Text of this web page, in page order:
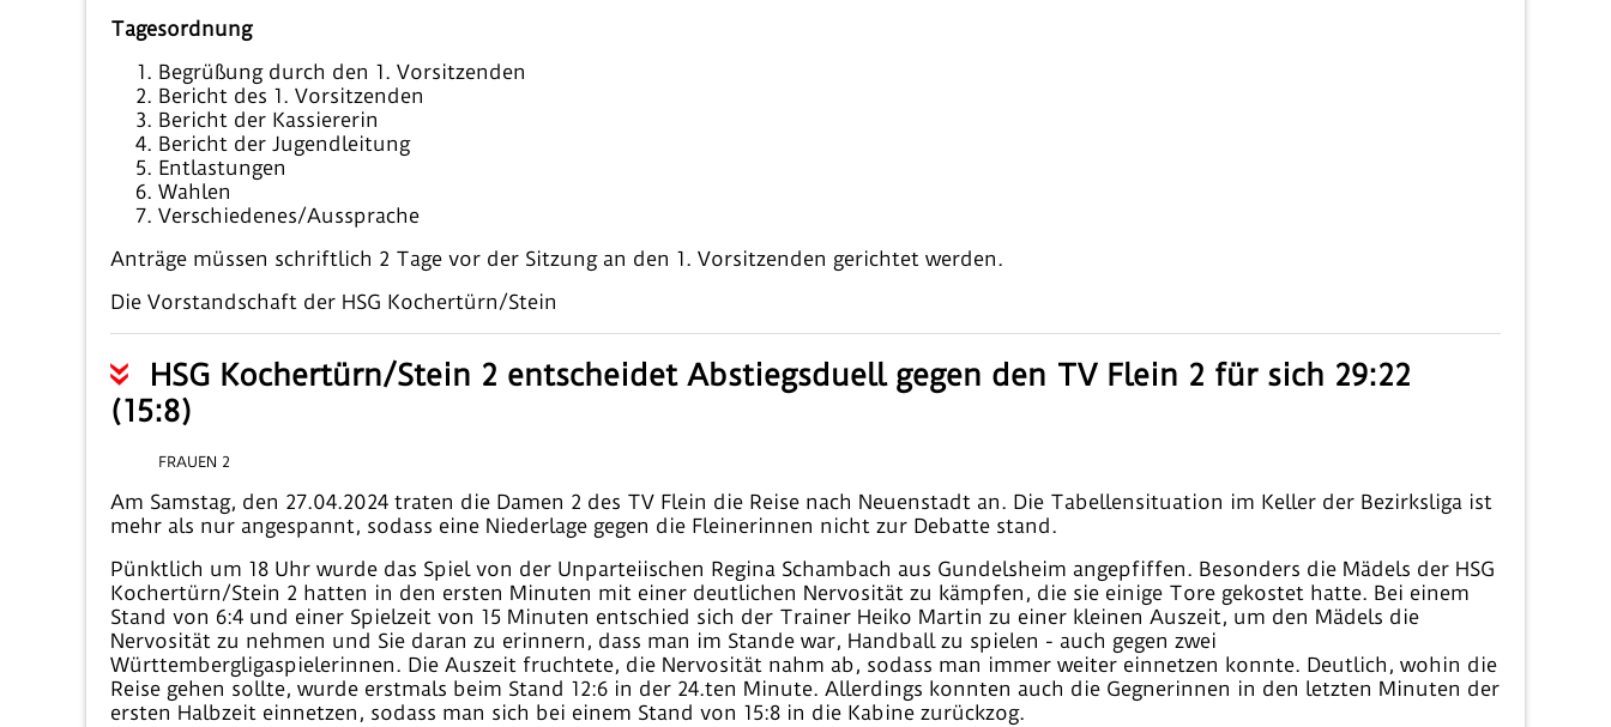
Tagesordnung
Begrüßung durch den 1. Vorsitzenden
Bericht des 1. Vorsitzenden
Bericht der Kassiererin
Bericht der Jugendleitung
Entlastungen
Wahlen
Verschiedenes/Aussprache
Anträge müssen schriftlich 2 Tage vor der Sitzung an den 1. Vorsitzenden gerichtet werden.
Die Vorstandschaft der HSG Kochertürn/Stein
HSG Kochertürn/Stein 2 entscheidet Abstiegsduell gegen den TV Flein 2 für sich 29:22
(15:8)
FRAUEN 2
Am Samstag, den 27.04.2024 traten die Damen 2 des TV Flein die Reise nach Neuenstadt an. Die Tabellensituation im Keller der Bezirksliga ist
mehr als nur angespannt, sodass eine Niederlage gegen die Fleinerinnen nicht zur Debatte stand.
Pünktlich um 18 Uhr wurde das Spiel von der Unparteiischen Regina Schambach aus Gundelsheim angepfiffen. Besonders die Mädels der HSG
Kochertürn/Stein 2 hatten in den ersten Minuten mit einer deutlichen Nervosität zu kämpfen, die sie einige Tore gekostet hatte. Bei einem
Stand von 6:4 und einer Spielzeit von 15 Minuten entschied sich der Trainer Heiko Martin zu einer kleinen Auszeit, um den Mädels die
Nervosität zu nehmen und Sie daran zu erinnern, dass man im Stande war, Handball zu spielen - auch gegen zwei
Württembergligaspielerinnen. Die Auszeit fruchtete, die Nervosität nahm ab, sodass man immer weiter einnetzen konnte. Deutlich, wohin die
Reise gehen sollte, wurde erstmals beim Stand 12:6 in der 24.ten Minute. Allerdings konnten auch die Gegnerinnen in den letzten Minuten der
ersten Halbzeit einnetzen, sodass man sich bei einem Stand von 15:8 in die Kabine zurückzog.